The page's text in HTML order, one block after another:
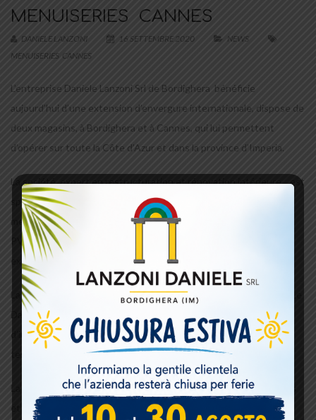
MENUISERIES CANNES
DANIELE LANZONI 16 SETTEMBRE 2020
NEWS
MENUISERIES CANNES
L’entreprise Daniele Lanzoni Srl de Bordighera bénéficie
aujourd’hui d’une extension d’envergure internationale, dispose de
deux magasins, à Bordighera et à Cannes, qui lui permettent
d’opérer sur toute la Côte d’Azur et dans la province d’Imperia.
La société, expert en restructuration et rénovation intérieure, est
spécialisé dans la production et la vente de menuiserie sur
mesure, fenêtres et portes en bois, bois aluminium, bois mixte et
PVC ; aussi est spécialisé dans les escaliers et les fenêtres
extérieures .
La phase pratique comprend également le service d’installation. Le
Daniele Lanzoni S.r.l. met à disposition du client une équipe
d’installateurs spécialisés qui, à la fin des travaux, effectuera le
test final pour s’assurer que tout fonctionne correctement.
La Daniele Lanzoni est en mesure de vous fournir un travail précis
et de qualité et s’engage à remplir sa mission, forts de sa savoir-